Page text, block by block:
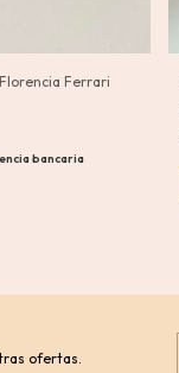
Ferrari
bancaria
ofertas.